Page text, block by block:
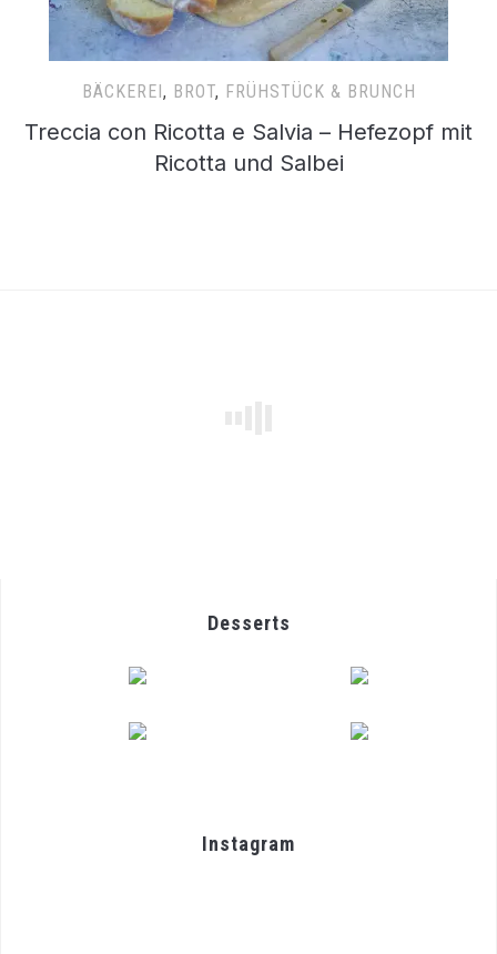
BÄCKEREI, BROT, FRÜHSTÜCK & BRUNCH
Treccia con Ricotta e Salvia – Hefezopf mit
Ricotta und Salbei
Desserts
Instagram